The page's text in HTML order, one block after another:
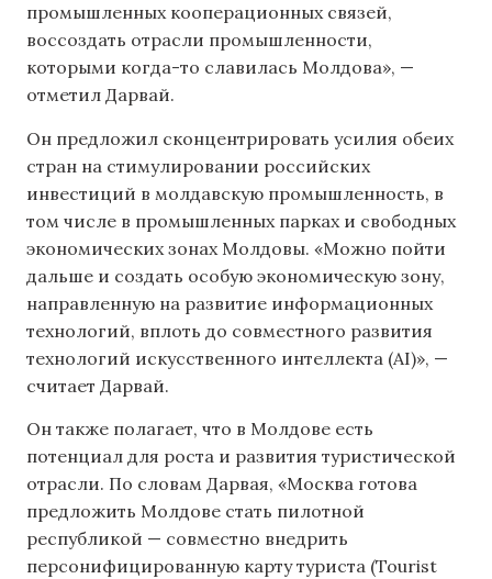
промышленных кооперационных связей,
воссоздать отрасли промышленности,
которыми когда-то славилась Молдова», —
отметил Дарвай.
Он предложил сконцентрировать усилия обеих
стран на стимулировании российских
инвестиций в молдавскую промышленность, в
том числе в промышленных парках и свободных
экономических зонах Молдовы. «Можно пойти
дальше и создать особую экономическую зону,
направленную на развитие информационных
технологий, вплоть до совместного развития
технологий искусственного интеллекта (AI)», —
считает Дарвай.
Он также полагает, что в Молдове есть
потенциал для роста и развития туристической
отрасли. По словам Дарвая, «Москва готова
предложить Молдове стать пилотной
республикой — совместно внедрить
персонифицированную карту туриста (Tourist